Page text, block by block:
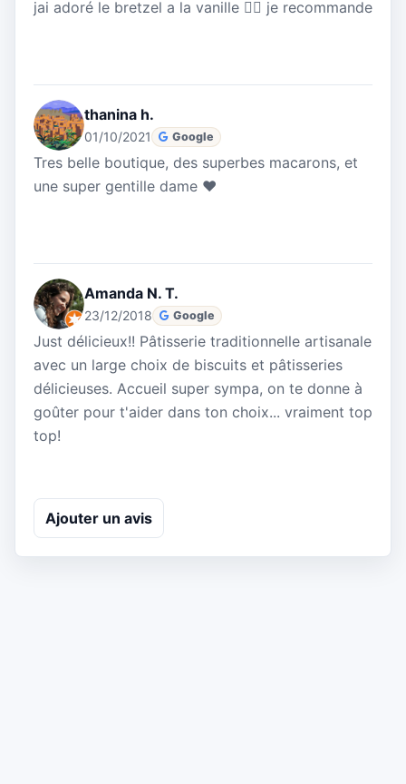
jai adoré le bretzel a la vanille 👍🏻 je recommande
thanina h.
01/10/2021 Google
Tres belle boutique, des superbes macarons, et
une super gentille dame ❤
Amanda N. T.
23/12/2018 Google
Just délicieux!! Pâtisserie traditionnelle artisanale
avec un large choix de biscuits et pâtisseries
délicieuses. Accueil super sympa, on te donne à
goûter pour t'aider dans ton choix... vraiment top
top!
Ajouter un avis